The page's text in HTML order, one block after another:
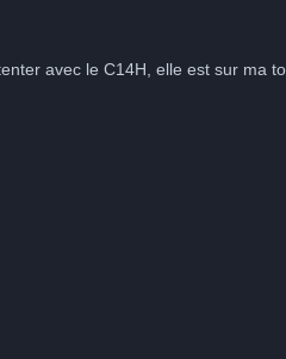
avec le C14H, elle est sur ma